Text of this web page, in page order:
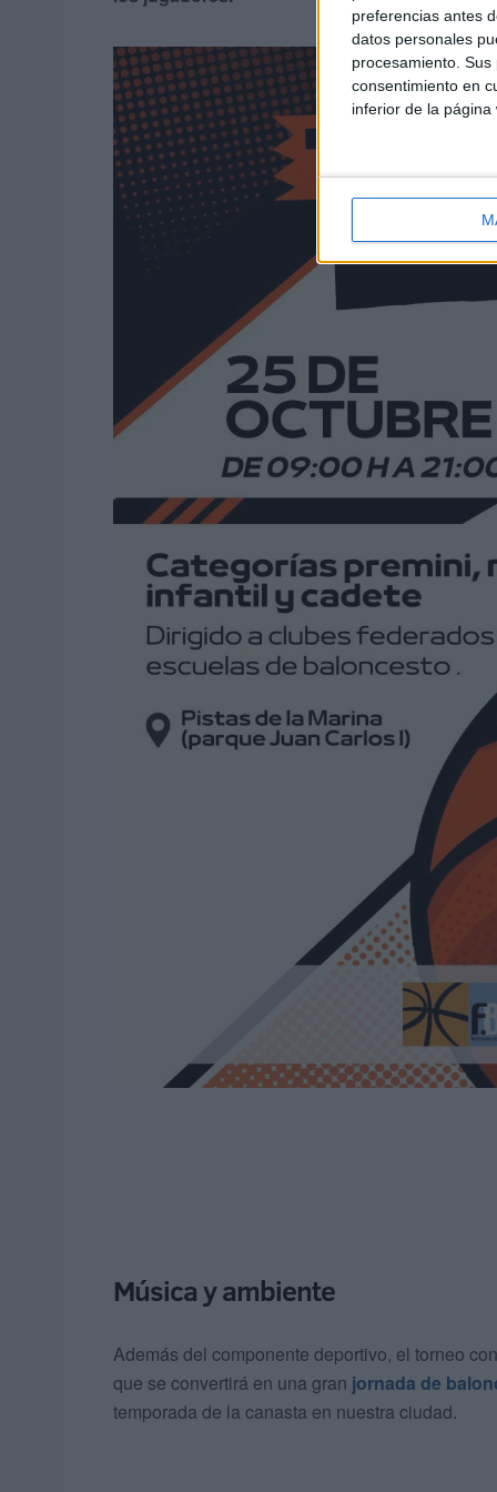
preferencias antes
datos personales
procesamiento.
consentimiento en
inferior de la página
Música y ambiente
Además del componente deportivo, el torneo
que se convertirá en una gran jornada de
temporada de la canasta en nuestra ciudad.